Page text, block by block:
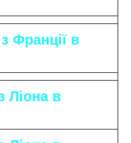
Франції в
Ліона в